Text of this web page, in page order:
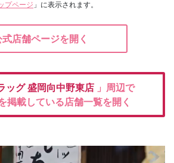
プページ 」に表示されます。
式店舗ページを開く
ッグ盛岡向中野東店 」周辺で
掲載している店舗一覧を開く